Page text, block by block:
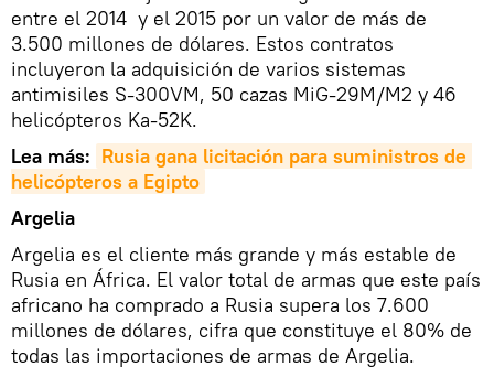
entre el 2014 y el 2015 por un valor de más de
3.500 millones de dólares. Estos contratos
incluyeron la adquisición de varios sistemas
antimisiles S-300VM, 50 cazas MiG-29M/M2 y 46
helicópteros Ka-52K.
Lea más: Rusia gana licitación para suministros de
helicópteros a Egipto
Argelia
Argelia es el cliente más grande y más estable de
Rusia en África. El valor total de armas que este país
africano ha comprado a Rusia supera los 7.600
millones de dólares, cifra que constituye el 80% de
todas las importaciones de armas de Argelia.